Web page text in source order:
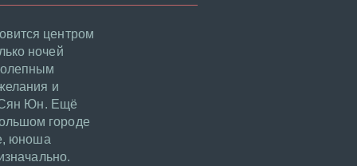
центром
ночей
и
Сян Юн. Ещё
городе
юноша